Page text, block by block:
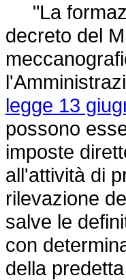
"La
decreto del
legge 13
possono
imposte
all'attività di
rilevazione
salve le
con
della